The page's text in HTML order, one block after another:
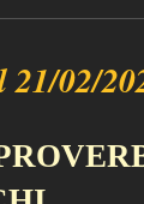
02/